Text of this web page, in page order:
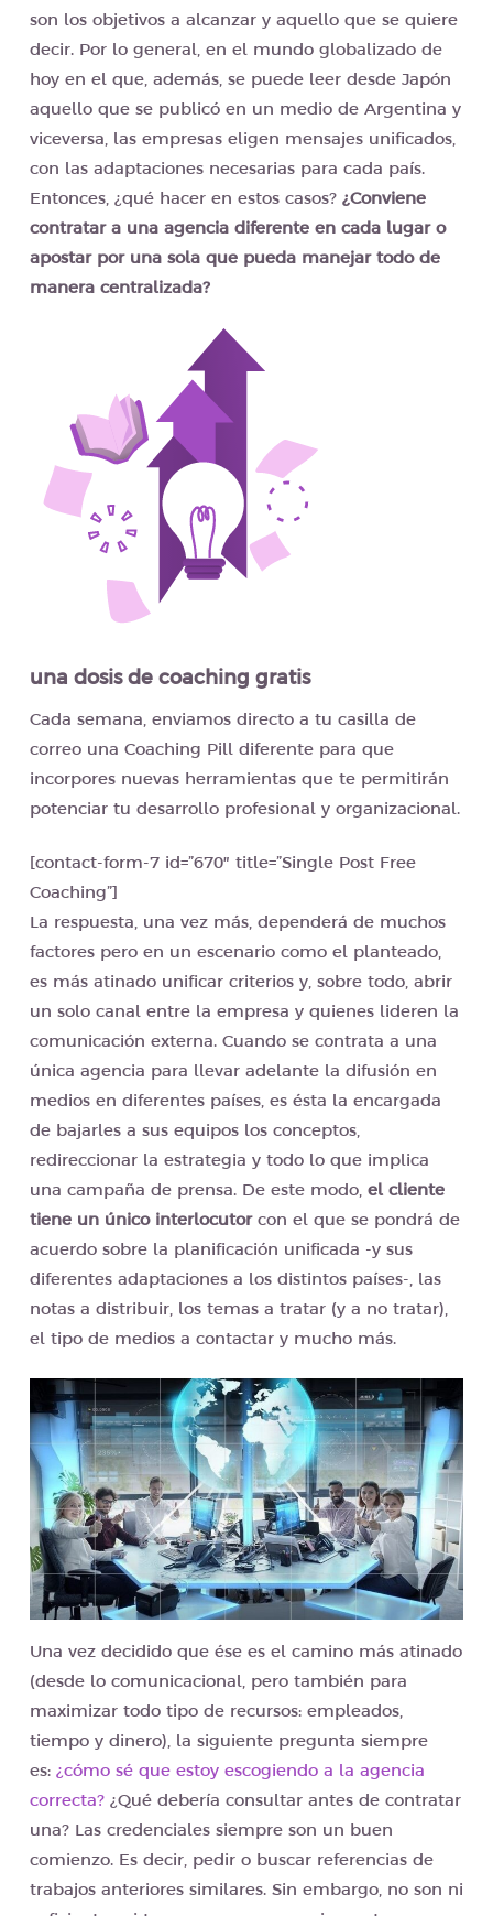
son los objetivos a alcanzar y aquello que se quiere
decir. Por lo general, en el mundo globalizado de
hoy en el que, además, se puede leer desde Japón
aquello que se publicó en un medio de Argentina y
viceversa, las empresas eligen mensajes unificados,
con las adaptaciones necesarias para cada país.
Entonces, ¿qué hacer en estos casos? ¿Conviene
contratar a una agencia diferente en cada lugar o
apostar por una sola que pueda manejar todo de
manera centralizada?
una dosis de coaching gratis
Cada semana, enviamos directo a tu casilla de
correo una Coaching Pill diferente para que
incorpores nuevas herramientas que te permitirán
potenciar tu desarrollo profesional y organizacional.
[contact-form-7 id=”670″ title=”Single Post Free
Coaching”]
La respuesta, una vez más, dependerá de muchos
factores pero en un escenario como el planteado,
es más atinado unificar criterios y, sobre todo, abrir
un solo canal entre la empresa y quienes lideren la
comunicación externa. Cuando se contrata a una
única agencia para llevar adelante la difusión en
medios en diferentes países, es ésta la encargada
de bajarles a sus equipos los conceptos,
redireccionar la estrategia y todo lo que implica
una campaña de prensa. De este modo, el cliente
tiene un único interlocutorcon el que se pondrá de
acuerdo sobre la planificación unificada -y sus
diferentes adaptaciones a los distintos países-, las
notas a distribuir, los temas a tratar (y a no tratar),
el tipo de medios a contactar y mucho más.
Una vez decidido que ése es el camino más atinado
(desde lo comunicacional, pero también para
maximizar todo tipo de recursos: empleados,
tiempo y dinero), la siguiente pregunta siempre
es: ¿cómo sé que estoy escogiendo a la agencia
correcta?¿Qué debería consultar antes de contratar
una? Las credenciales siempre son un buen
comienzo. Es decir, pedir o buscar referencias de
trabajos anteriores similares. Sin embargo, no son ni